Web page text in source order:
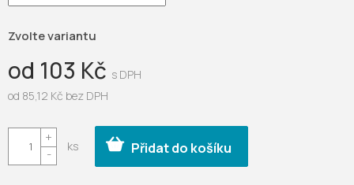
od 103 Kč
od 85,12 Kč bez DPH
cena:
Zvolte variantu
Přidat do košíku